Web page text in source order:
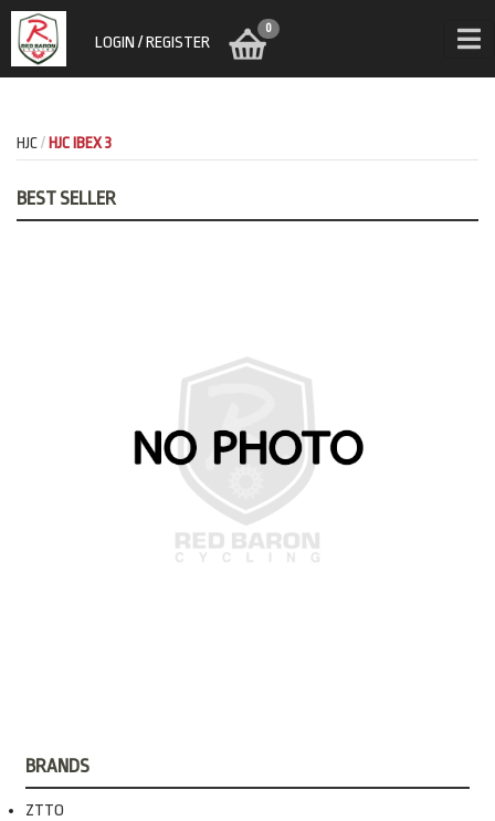
LOGIN / REGISTER
0
HJC HJC IBEX 3
BRANDS
ZTTO
BEST SELLER